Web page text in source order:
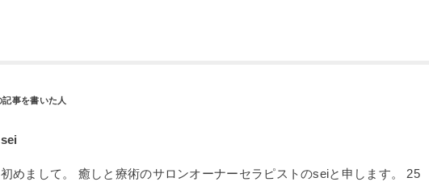
sei
初めまして。 癒しと療術のサロンオーナーセラピストのseiと申します。 25